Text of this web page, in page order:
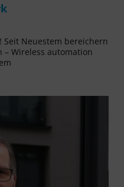
Seit Neuestem bereichern
– Wireless automation